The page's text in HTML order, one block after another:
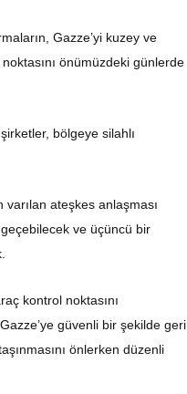
Gazze’yi kuzey ve
önümüzdeki günlerde
bölgeye silahlı
ateşkes anlaşması
ve üçüncü bir
kontrol noktasını
güvenli bir şekilde geri
önlerken düzenli